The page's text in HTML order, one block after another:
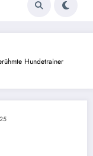
Hundetrainer